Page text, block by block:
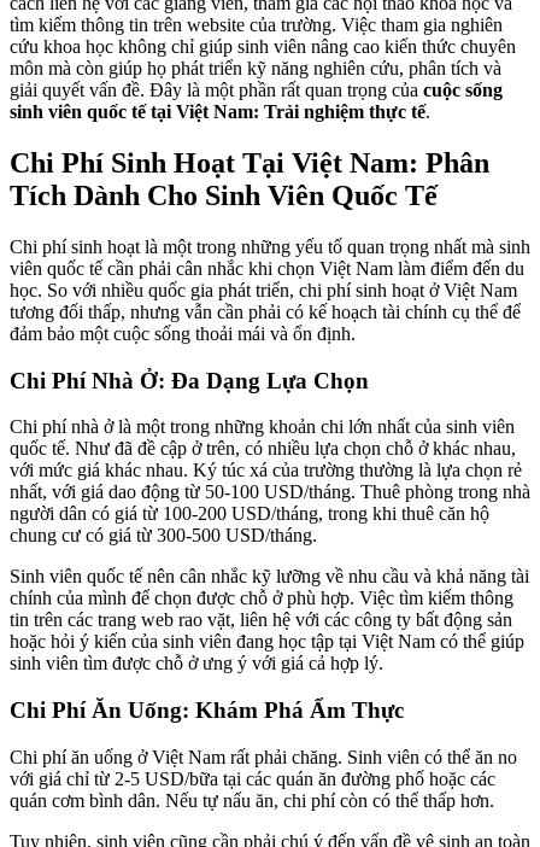
tìm kiếm thông tin trên website của trường. Việc tham gia nghiên
cứu khoa học không chỉ giúp sinh viên nâng cao kiến thức chuyên
môn mà còn giúp họ phát triển kỹ năng nghiên cứu, phân tích và
giải quyết vấn đề. Đây là một phần rất quan trọng của cuộc sống
sinh viên quốc tế tại Việt Nam: Trải nghiệm thực tế.
Chi Phí Sinh Hoạt Tại Việt Nam: Phân
Tích Dành Cho Sinh Viên Quốc Tế
Chi phí sinh hoạt là một trong những yếu tố quan trọng nhất mà sinh
viên quốc tế cần phải cân nhắc khi chọn Việt Nam làm điểm đến du
học. So với nhiều quốc gia phát triển, chi phí sinh hoạt ở Việt Nam
tương đối thấp, nhưng vẫn cần phải có kế hoạch tài chính cụ thể để
đảm bảo một cuộc sống thoải mái và ổn định.
Chi Phí Nhà Ở: Đa Dạng Lựa Chọn
Chi phí nhà ở là một trong những khoản chi lớn nhất của sinh viên
quốc tế. Như đã đề cập ở trên, có nhiều lựa chọn chỗ ở khác nhau,
với mức giá khác nhau. Ký túc xá của trường thường là lựa chọn rẻ
nhất, với giá dao động từ 50-100 USD/tháng. Thuê phòng trong nhà
người dân có giá từ 100-200 USD/tháng, trong khi thuê căn hộ
chung cư có giá từ 300-500 USD/tháng.
Sinh viên quốc tế nên cân nhắc kỹ lưỡng về nhu cầu và khả năng tài
chính của mình để chọn được chỗ ở phù hợp. Việc tìm kiếm thông
tin trên các trang web rao vặt, liên hệ với các công ty bất động sản
hoặc hỏi ý kiến của sinh viên đang học tập tại Việt Nam có thể giúp
sinh viên tìm được chỗ ở ưng ý với giá cả hợp lý.
Chi Phí Ăn Uống: Khám Phá Ẩm Thực
Chi phí ăn uống ở Việt Nam rất phải chăng. Sinh viên có thể ăn no
với giá chỉ từ 2-5 USD/bữa tại các quán ăn đường phố hoặc các
quán cơm bình dân. Nếu tự nấu ăn, chi phí còn có thể thấp hơn.
Tuy nhiên, sinh viên cũng cần phải chú ý đến vấn đề vệ sinh an toàn